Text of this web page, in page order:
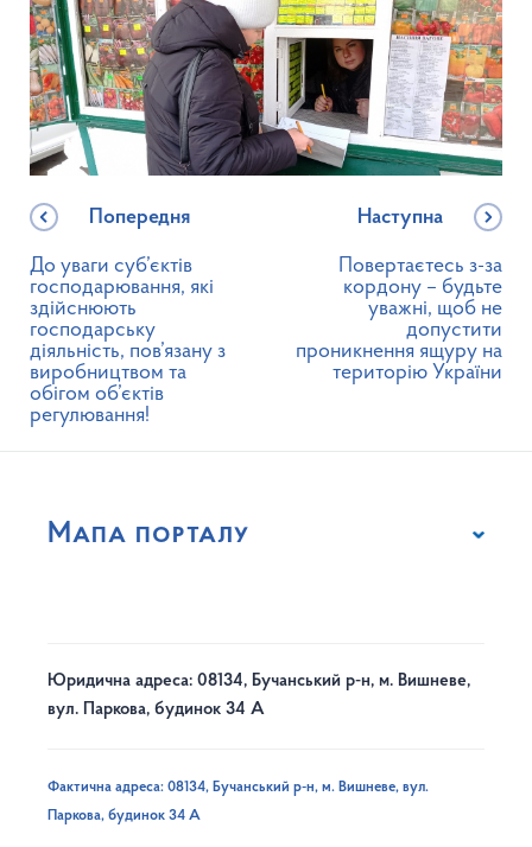
Попередня
До уваги суб’єктів
господарювання, які
здійснюють
господарську
діяльність, пов’язану з
виробництвом та
обігом об’єктів
регулювання!
Наступна
Повертаєтесь з-за
кордону – будьте
уважні, щоб не
допустити
проникнення ящуру на
територію України
Мапа порталу
Юридична адреса: 08134, Бучанський р-н, м. Вишневе,
вул. Паркова, будинок 34 А
Фактична адреса: 08134, Бучанський р-н, м. Вишневе, вул.
Паркова, будинок 34 А